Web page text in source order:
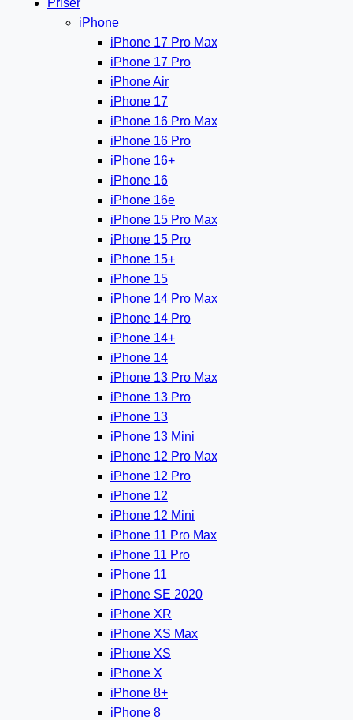
Priser
iPhone
iPhone 17 Pro Max
iPhone 17 Pro
iPhone Air
iPhone 17
iPhone 16 Pro Max
iPhone 16 Pro
iPhone 16+
iPhone 16
iPhone 16e
iPhone 15 Pro Max
iPhone 15 Pro
iPhone 15+
iPhone 15
iPhone 14 Pro Max
iPhone 14 Pro
iPhone 14+
iPhone 14
iPhone 13 Pro Max
iPhone 13 Pro
iPhone 13
iPhone 13 Mini
iPhone 12 Pro Max
iPhone 12 Pro
iPhone 12
iPhone 12 Mini
iPhone 11 Pro Max
iPhone 11 Pro
iPhone 11
iPhone SE 2020
iPhone XR
iPhone XS Max
iPhone XS
iPhone X
iPhone 8+
iPhone 8